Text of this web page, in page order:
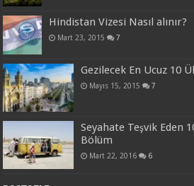
Hindistan Vizesi Nasıl alınır?
Mart 23, 2015 7
Gezilecek En Ucuz 10
Mayıs 15, 2015 7
Seyahate Teşvik Eden
Bölüm
Mart 22, 2016 6